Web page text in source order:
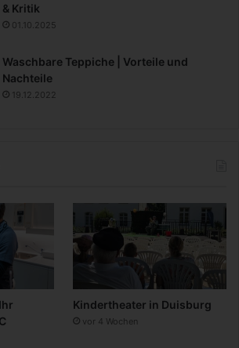
& Kritik
01.10.2025
Waschbare Teppiche | Vorteile und
Nachteile
19.12.2022
Kindertheater in Duisburg
vor 4 Wochen